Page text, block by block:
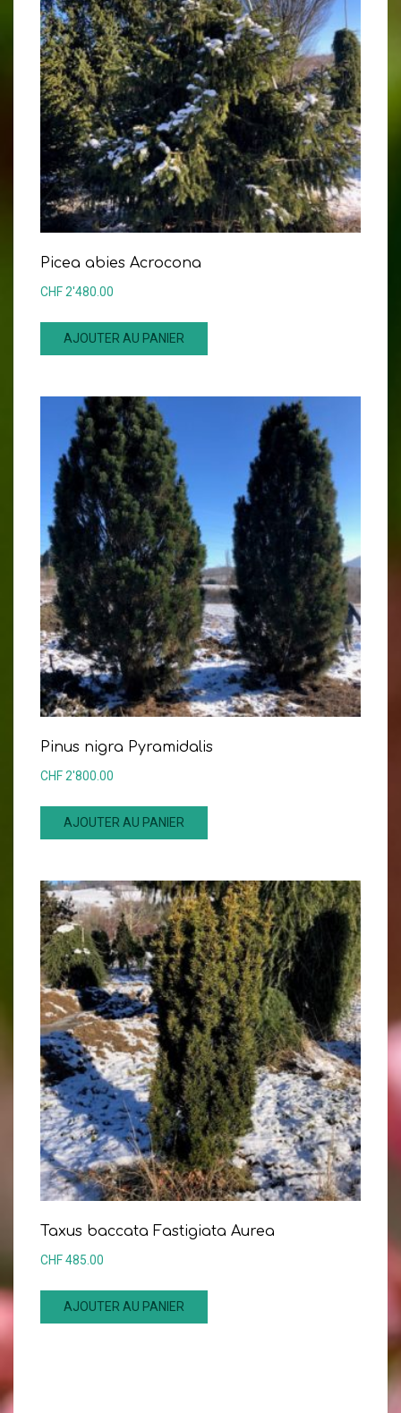
Picea abies Acrocona
CHF 2'480.00
AJOUTER AU PANIER
Pinus nigra Pyramidalis
CHF 2'800.00
AJOUTER AU PANIER
Taxus baccata Fastigiata Aurea
CHF485.00
AJOUTER AU PANIER